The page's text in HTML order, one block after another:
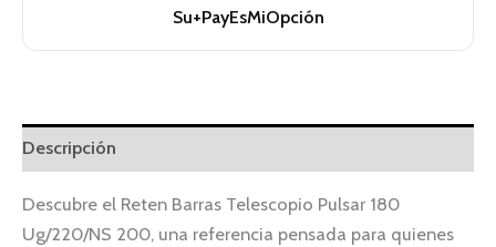
Su+PayEsMiOpción
Descripción
Descubre el Reten Barras Telescopio Pulsar 180
Ug/220/NS 200, una referencia pensada para quienes